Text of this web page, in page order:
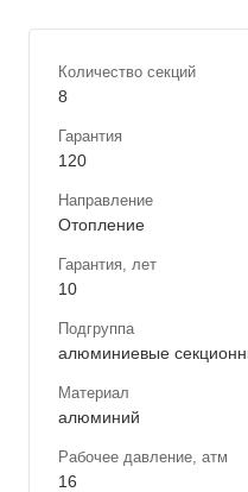
Количество секций
8
Гарантия
120
Направление
Отопление
Гарантия, лет
10
Подгруппа
алюминиевые
Материал
алюминий
Рабочее давление, атм
16